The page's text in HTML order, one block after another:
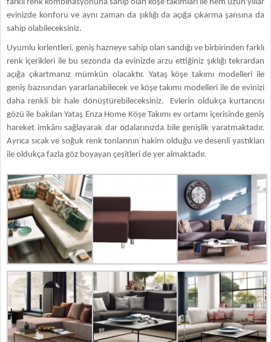
farklı renk kombinasyonuna sahip olan köşe takımları ile hem uzun yıllar
evinizde konforu ve aynı zaman da şıklığı da açığa çıkarma şansına da
sahip olabileceksiniz.
Uyumlu kırlentleri, geniş hazneye sahip olan sandığı ve birbirinden farklı
renk içerikleri ile bu sezonda da evinizde arzu ettiğiniz şıklığı tekrardan
açığa çıkartmanız mümkün olacaktır. Yataş köşe takımı modelleri ile
geniş bazısından yararlanabilecek ve köşe takımı modelleri ile de evinizi
daha renkli bir hale dönüştürebileceksiniz. Evlerin oldukça kurtarıcısı
gözü ile bakılan Yataş Enza Home Köşe Takımı ev ortamı içerisinde geniş
hareket imkânı sağlayarak dar odalarınızda bile genişlik yaratmaktadır.
Ayrıca sıcak ve soğuk renk tonlarının hakim olduğu ve desenli yastıkları
ile oldukça fazla göz boyayan çeşitleri de yer almaktadır.